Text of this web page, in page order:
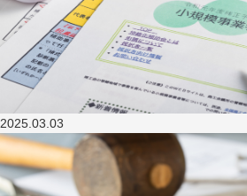
2025.03.03